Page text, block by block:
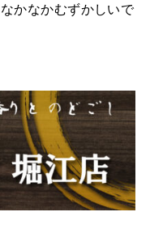
かなかむずかしいで